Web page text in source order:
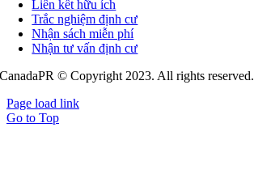
Liên kết hữu ích
Trắc nghiệm định cư
Nhận sách miễn phí
Nhận tư vấn định cư
CanadaPR © Copyright 2023. All rights reserved.
Page load link
Go to Top